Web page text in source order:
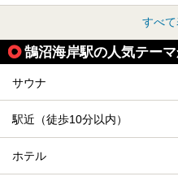
すべ
鵠沼海岸駅の人気テー
サウナ
駅近（徒歩10分以内）
ホテル